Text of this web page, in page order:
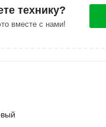
технику?
вместе с нами!